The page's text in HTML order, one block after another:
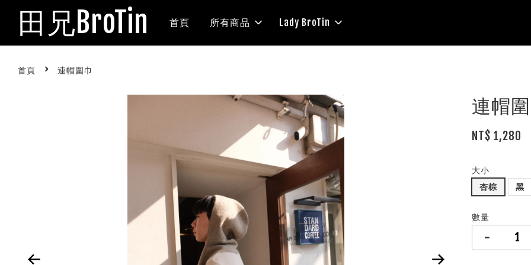
田兄BroTin 首頁 所有商品 Lady BroTin
首頁 › 連帽圍巾
連帽
NT$ 1,280
大小
杏棕
黑
數量
-